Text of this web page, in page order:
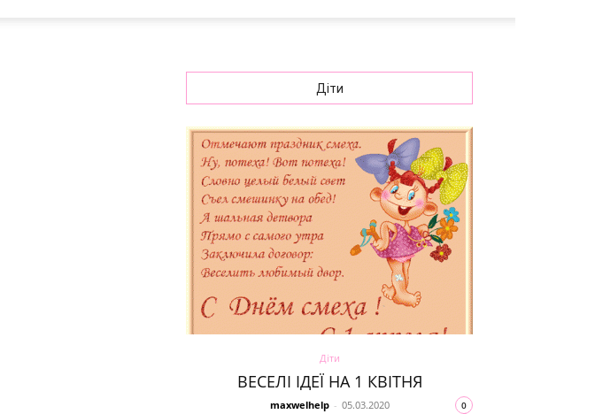
Діти
Діти
ВЕСЕЛІ ІДЕЇ НА 1 КВІТНЯ
maxwelhelp - 05.03.2020 0